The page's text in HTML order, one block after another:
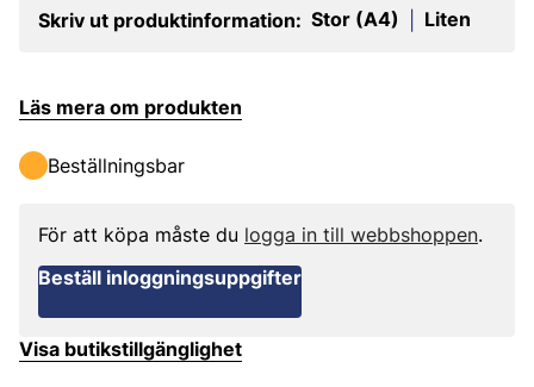
Skriv ut produktinformation: Stor (A4) Liten
Läs mera om produkten
Beställningsbar
För att köpa måste du logga in till webbshoppen.
Beställ inloggningsuppgifter
Visa butikstillgänglighet